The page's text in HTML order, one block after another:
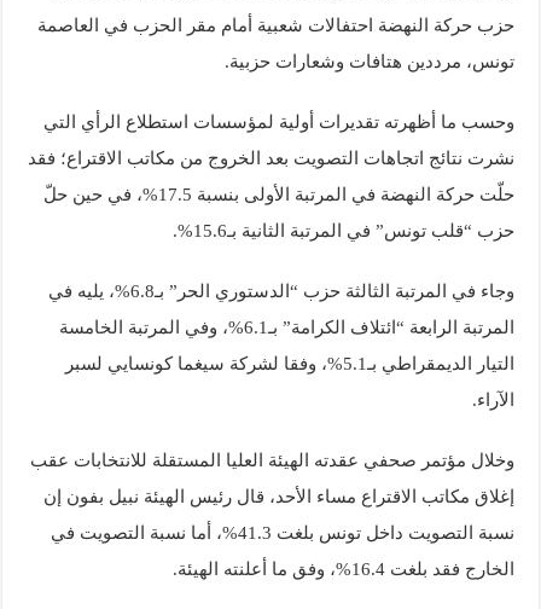
حزب حركة النهضة احتفالات شعبية أمام مقر الحزب في العاصمة
تونس، مرددين هتافات وشعارات حزبية.
وحسب ما أظهرته تقديرات أولية لمؤسسات استطلاع الرأي التي
نشرت نتائج اتجاهات التصويت بعد الخروج من مكاتب الاقتراع؛ فقد
حلّت حركة النهضة في المرتبة الأولى بنسبة 17.5%، في حين حلّ
حزب “قلب تونس” في المرتبة الثانية بـ15.6%.
وجاء في المرتبة الثالثة حزب “الدستوري الحر” بـ6.8%، يليه في
المرتبة الرابعة “ائتلاف الكرامة” بـ6.1%، وفي المرتبة الخامسة
التيار الديمقراطي بـ5.1%، وفقا لشركة سيغما كونسايي لسبر
الآراء.
وخلال مؤتمر صحفي عقدته الهيئة العليا المستقلة للانتخابات عقب
إغلاق مكاتب الاقتراع مساء الأحد، قال رئيس الهيئة نبيل بفون إن
نسبة التصويت داخل تونس بلغت 41.3%، أما نسبة التصويت في
الخارج فقد بلغت 16.4%، وفق ما أعلنته الهيئة.